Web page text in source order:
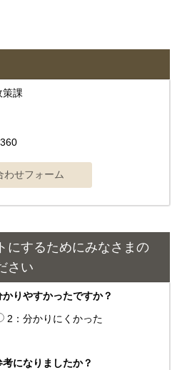
策課
にするためにみなさまの
さい
りやすかったですか？
2：分かりにくかった
になりましたか？